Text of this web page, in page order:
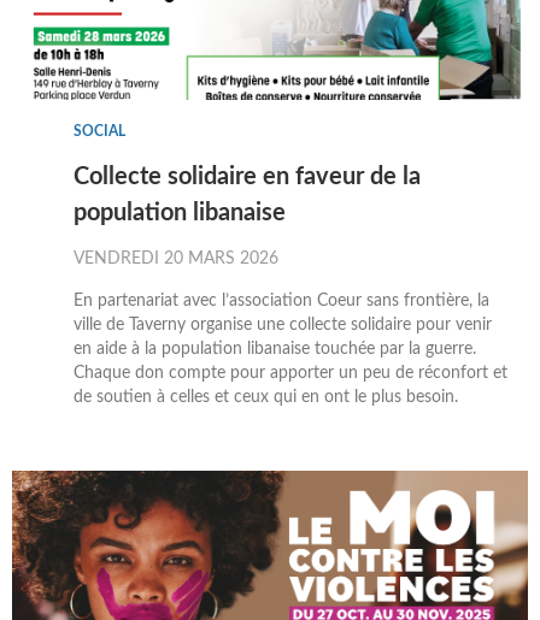
SOCIAL
Collecte solidaire en faveur de la
population libanaise
VENDREDI 20 MARS 2026
En partenariat avec l’association Coeur sans frontière, la
ville de Taverny organise une collecte solidaire pour venir
en aide à la population libanaise touchée par la guerre.
Chaque don compte pour apporter un peu de réconfort et
de soutien à celles et ceux qui en ont le plus besoin.